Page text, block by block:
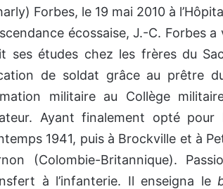
Forbes, le 19 mai 2010 à
écossaise, J.-C. Forbes
ses études chez les frères du
de soldat grâce au prêtre
militaire au Collège
Ayant finalement opté
1941, puis à Brockville et à
(Colombie-Britannique).
à l’infanterie. Il enseigna le